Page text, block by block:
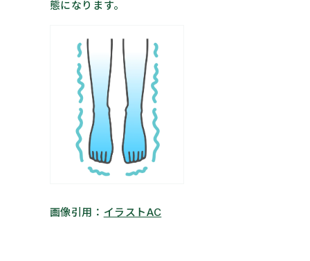
態になります。
画像引用： イラストAC